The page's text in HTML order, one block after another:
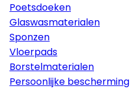
Poetsdoeken
Glaswasmaterialen
Sponzen
Vloerpads
Borstelmaterialen
Persoonlijke bescherming